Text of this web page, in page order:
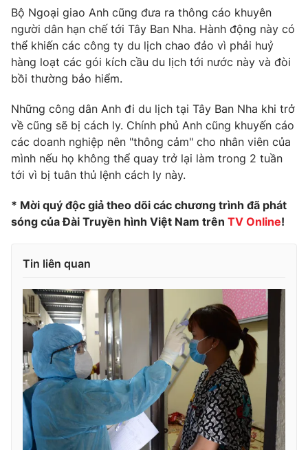
Sản phẩm
Thị trường
Tư vấn
Giao lưu trực tuyến
Lịch phát sóng
Emagazine Podcast
Photo Infographic
Video Shorts video
Thị trường 24h Tấm lòng Việt
VTV4 Vươn mình bằng AI
VTV9 VTV8
Liên hệ tòa soạn English
Bộ Ngoại giao Anh cũng đưa ra thông cáo khuyên
người dân hạn chế tới Tây Ban Nha. Hành động này có
thể khiến các công ty du lịch chao đảo vì phải huỷ
hàng loạt các gói kích cầu du lịch tới nước này và đòi
bồi thường bảo hiểm.
Những công dân Anh đi du lịch tại Tây Ban Nha khi trở
về cũng sẽ bị cách ly. Chính phủ Anh cũng khuyến cáo
các doanh nghiệp nên "thông cảm" cho nhân viên của
mình nếu họ không thể quay trở lại làm trong 2 tuần
tới vì bị tuân thủ lệnh cách ly này.
* Mời quý độc giả theo dõi các chương trình đã phát
sóng của Đài Truyền hình Việt Nam trên TV Online!
Tin liên quan